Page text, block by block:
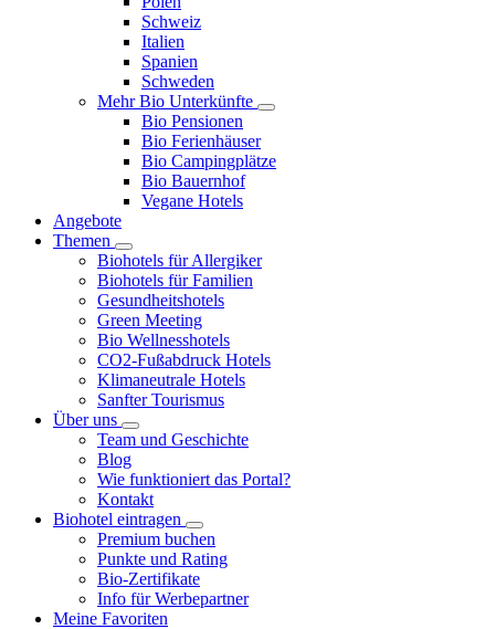
Schweiz
Italien
Spanien
Schweden
Mehr Bio Unterkünfte
Bio Pensionen
Bio Ferienhäuser
Bio Campingplätze
Bio Bauernhof
Vegane Hotels
Angebote
Themen
Biohotels für Allergiker
Biohotels für Familien
Gesundheitshotels
Green Meeting
Bio Wellnesshotels
CO2-Fußabdruck Hotels
Klimaneutrale Hotels
Sanfter Tourismus
Über uns
Team und Geschichte
Blog
Wie funktioniert das Portal?
Kontakt
Biohotel eintragen
Premium buchen
Punkte und Rating
Bio-Zertifikate
Info für Werbepartner
Meine Favoriten